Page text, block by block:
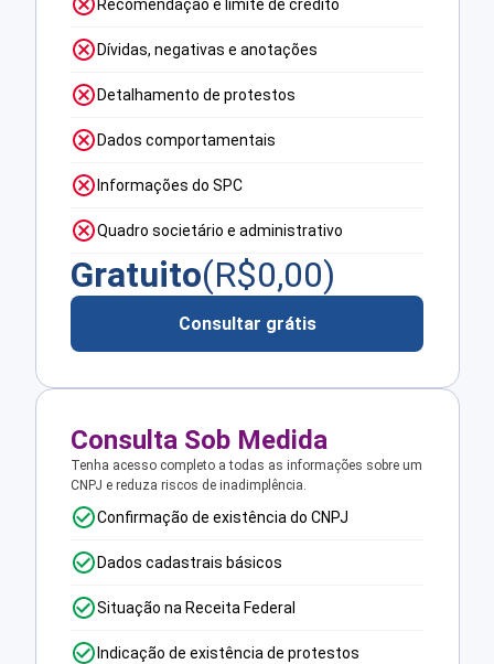
Recomendação e limite de crédito
Dívidas, negativas e anotações
Detalhamento de protestos
Dados comportamentais
Informações do SPC
Quadro societário e administrativo
Gratuito(R$0,00)
Consultar grátis
Consulta Sob Medida
Tenha acesso completo a todas as informações sobre um
CNPJ e reduza riscos de inadimplência.
Confirmação de existência do CNPJ
Dados cadastrais básicos
Situação na Receita Federal
Indicação de existência de protestos